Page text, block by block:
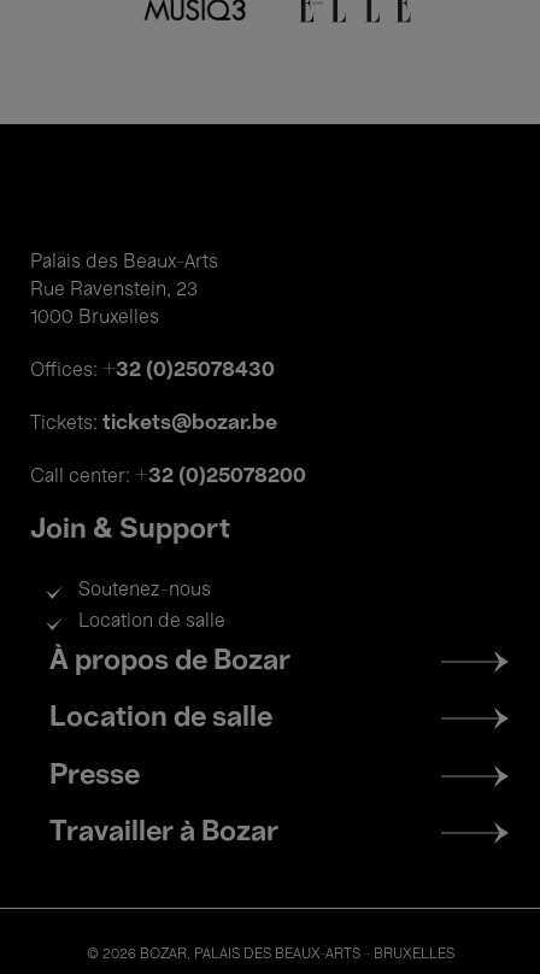
Palais des Beaux-Arts
Rue Ravenstein, 23
1000 Bruxelles
Offices: +32 (0)25078430
Tickets: tickets@bozar.be
Call center: +32 (0)25078200
Join & Support
Soutenez-nous
Location de salle
Footer
menu
À propos de Bozar
Location de salle
Presse
Travailler à Bozar
© 2026 BOZAR. PALAIS DES BEAUX-ARTS - BRUXELLES